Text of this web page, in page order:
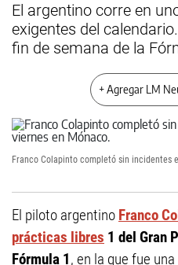
El argentino corre en
exigentes del
fin de semana de la
+ Agregar LM
Franco Colapinto completó sin incidentes
El piloto argentino Franco
prácticas libres 1 del Gran
Fórmula 1, en la que fue